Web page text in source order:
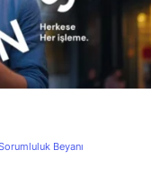
Beyanı